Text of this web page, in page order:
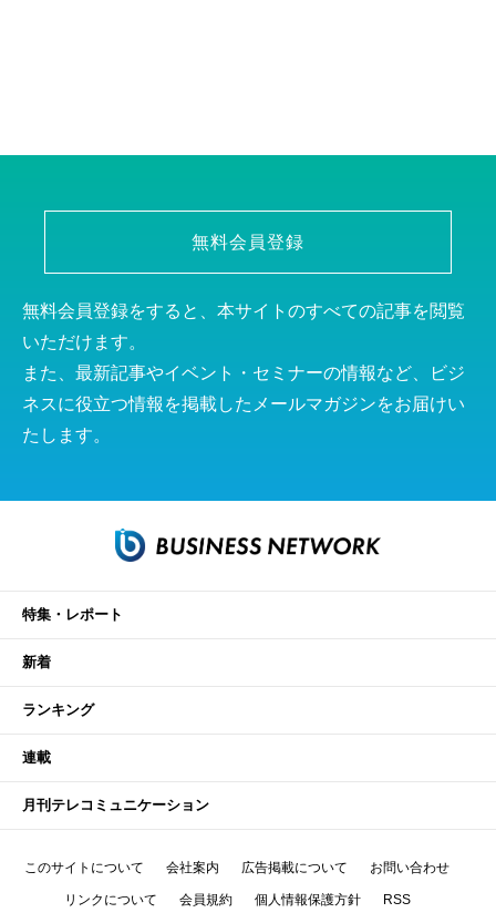
無料会員登録
無料会員登録をすると、本サイトのすべての記事を閲覧
いただけます。
また、最新記事やイベント・セミナーの情報など、ビジ
ネスに役立つ情報を掲載したメールマガジンをお届けい
たします。
特集・レポート
新着
ランキング
連載
月刊テレコミュニケーション
このサイトについて 会社案内 広告掲載について お問い合わせ
リンクについて 会員規約 個人情報保護方針 RSS